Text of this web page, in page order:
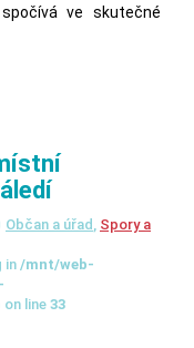
ve skutečné
Občan a úřad , Spory a
in/mnt/web-
on line 33